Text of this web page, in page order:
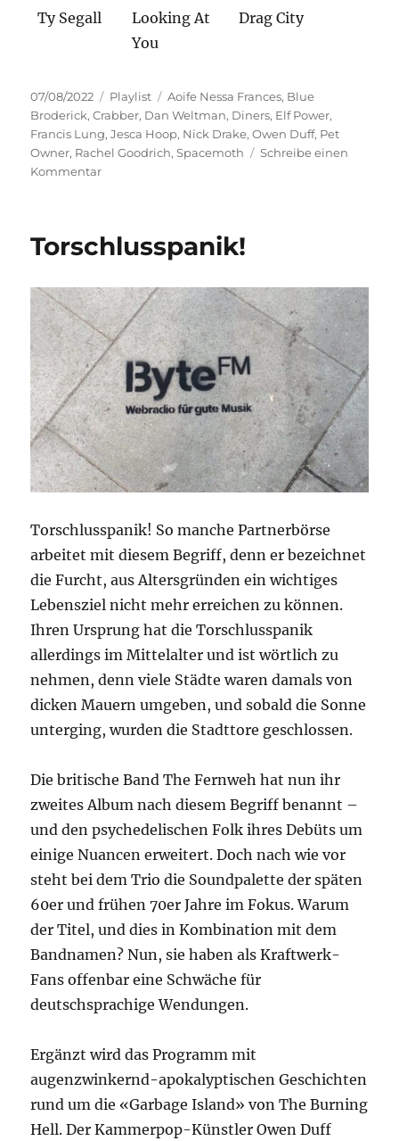
Ty Segall
Looking At
You
Drag City
Veröffentlicht
am
07/08/2022 Kategorien
Playlist Schlagwörter
Aoife Nessa Frances, Blue
Broderick,Crabber, Dan Weltman, Diners, Elf Power,
Francis Lung,Jesca Hoop, Nick Drake,Owen Duff, Pet
Owner, Rachel Goodrich,Spacemoth
Schreibe einen
Kommentarzu
die
Torschlusspanik!
Torschlusspanik! So manche Partnerbörse
arbeitet mit diesem Begriff, denn er bezeichnet
die Furcht, aus Altersgründen ein wichtiges
Lebensziel nicht mehr erreichen zu können.
Ihren Ursprung hat die Torschlusspanik
allerdings im Mittelalter und ist wörtlich zu
nehmen, denn viele Städte waren damals von
dicken Mauern umgeben, und sobald die Sonne
unterging, wurden die Stadttore geschlossen.
Die britische Band The Fernweh hat nun ihr
zweites Album nach diesem Begriff benannt –
und den psychedelischen Folk ihres Debüts um
einige Nuancen erweitert. Doch nach wie vor
steht bei dem Trio die Soundpalette der späten
60er und frühen 70er Jahre im Fokus. Warum
der Titel, und dies in Kombination mit dem
Bandnamen? Nun, sie haben als Kraftwerk-
Fans offenbar eine Schwäche für
deutschsprachige Wendungen.
Ergänzt wird das Programm mit
augenzwinkernd-apokalyptischen Geschichten
rund um die «Garbage Island» von The Burning
Hell. Der Kammerpop-Künstler Owen Duff